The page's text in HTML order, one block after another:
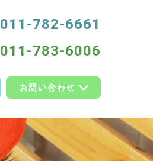
011-782-6661
011-783-6006
お問い合わせ